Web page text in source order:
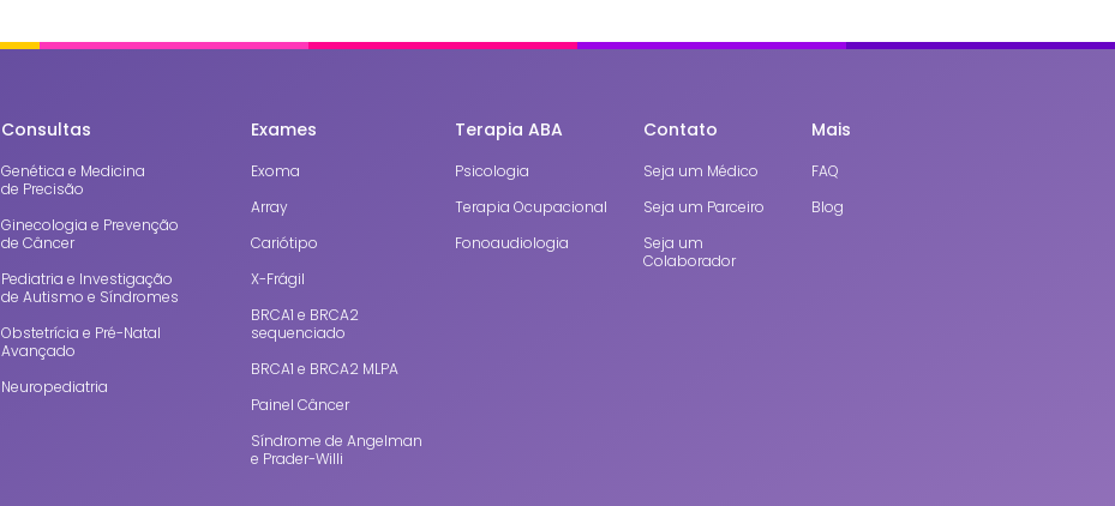
Consultas
Genética e Medicina
de Precisão
Ginecologia e Prevenção
de Câncer
Pediatria e Investigação
de Autismo e Síndromes
Obstetrícia e Pré-Natal
Avançado
Neuropediatria
Exames
Exoma
Array
Cariótipo
X-Frágil
BRCA1 e BRCA2
sequenciado
BRCA1 e BRCA2 MLPA
Painel Câncer
Síndrome de Angelman
e Prader-Willi
Terapia ABA
Psicologia
Terapia Ocupacional
Fonoaudiologia
Contato
Seja um Médico
Seja um Parceiro
Seja um
Colaborador
Mais
FAQ
Blog